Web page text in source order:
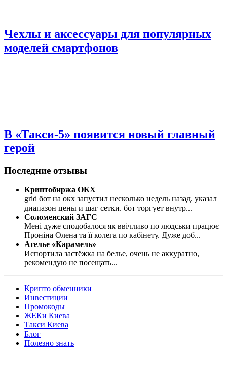
Чехлы и аксессуары для популярных
моделей смартфонов
В «Такси-5» появится новый главный
герой
Последние отзывы
Криптобиржа OKX
grid бот на окх запустил несколько недель назад. указал
диапазон цены и шаг сетки. бот торгует внутр...
Соломенский ЗАГС
Мені дуже сподобалося як ввічливо по людськи працює
Проніна Олена та її колега по кабінету. Дуже доб...
Ателье «Карамель»
Испортила застёжка на белье, очень не аккуратно,
рекомендую не посещать...
Крипто обменники
Инвестиции
Промокоды
ЖЕКи Киева
Такси Киева
Блог
Полезно знать